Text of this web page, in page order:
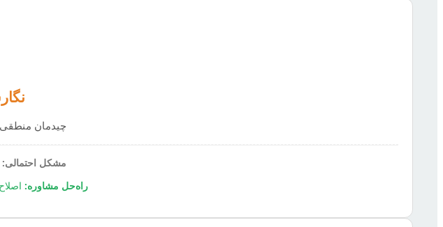
چیدمان
مشکل احتمالی:
راه‌حل مشاوره: